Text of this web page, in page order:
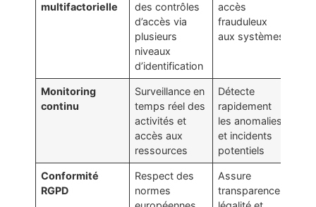
multifactorielle
des contrôles
d’accès via
plusieurs
niveaux
d’identification
accès
frauduleux
aux systèmes
Monitoring
continu
Surveillance en
temps réel des
activités et
accès aux
ressources
Détecte
rapidement
les anomalies
et incidents
potentiels
Conformité
RGPD
Respect des
normes
Assure
transparence,